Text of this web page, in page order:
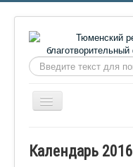
Искать...
Включить/
выключить
О фонде
Календарь 2016